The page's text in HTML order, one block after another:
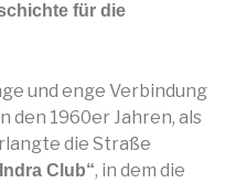
für die
und enge Verbindung
den 1960er Jahren, als
die Straße
Club“, in dem die